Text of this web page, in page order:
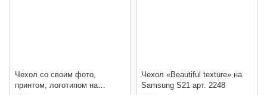
Чехол со своим фото,
принтом, логотипом на
Чехол «Beautiful texture» на
Samsung S21 арт. 2248